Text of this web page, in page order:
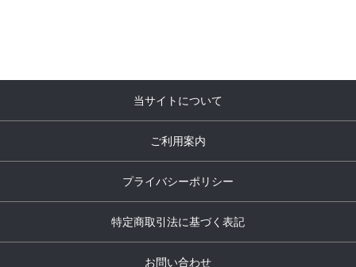
当サイトについて
ご利用案内
プライバシーポリシー
特定商取引法に基づく表記
お問い合わせ